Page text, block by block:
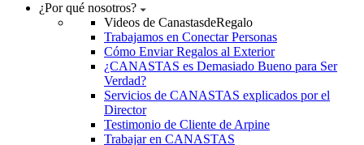
¿Por qué nosotros?
Videos de CanastasdeRegalo
Trabajamos en Conectar Personas
Cómo Enviar Regalos al Exterior
¿CANASTAS es Demasiado Bueno para Ser
Verdad?
Servicios de CANASTAS explicados por el
Director
Testimonio de Cliente de Arpine
Trabajar en CANASTAS